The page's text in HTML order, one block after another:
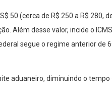
50 (cerca de R$ 250 a R$ 280,
Além desse valor, incide o
segue o regime anterior de
aduaneiro, diminuindo o tempo